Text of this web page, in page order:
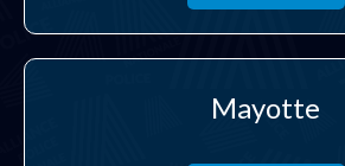
Mayotte